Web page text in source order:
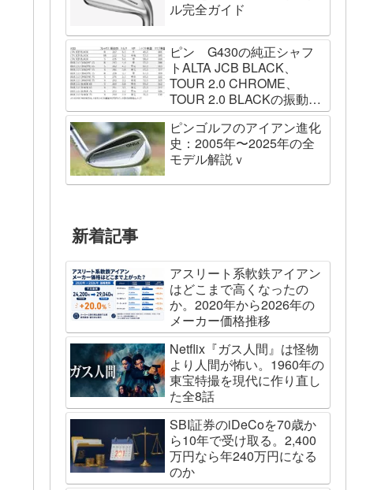
ル完全ガイド
ピン G430の純正シャフ
トALTA JCB BLACK、
TOUR 2.0 CHROME、
TOUR 2.0 BLACKの振動数
を測ってみました
ピンゴルフのアイアン進化
史：2005年〜2025年の全
モデル解説ｖ
新着記事
アスリート系軟鉄アイアン
はどこまで高くなったの
か。2020年から2026年の
メーカー価格推移
Netflix『ガス人間』は怪物
より人間が怖い。1960年の
東宝特撮を現代に作り直し
た全8話
SBI証券のiDeCoを70歳か
ら10年で受け取る。2,400
万円なら年240万円になる
のか